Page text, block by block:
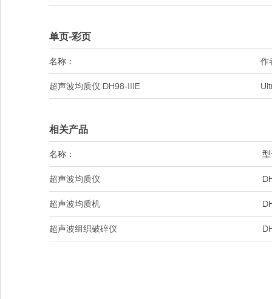
单页-彩页
名称： 作
超声波均质仪 DH98-IIIE
相关产品
名称：
超声波均质仪
超声波均质机
超声波组织破碎仪